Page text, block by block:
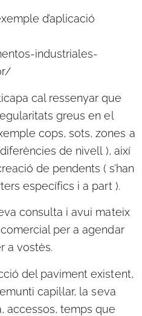
d’aplicació
industriales-
cal ressenyar que
greus en el
cops, sots, zones a
de nivell ), així
de pendents ( s’han
específics i a part ).
consulta i avui mateix
per a agendar
a vostès.
del paviment existent,
capil·lar, la seva
accessos, temps que